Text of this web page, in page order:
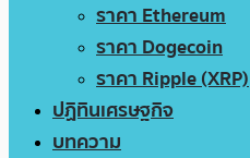
ราคา Ethereum
ราคา Dogecoin
ราคา Ripple (XRP)
ปฏิทินเศรษฐกิจ
บทความ